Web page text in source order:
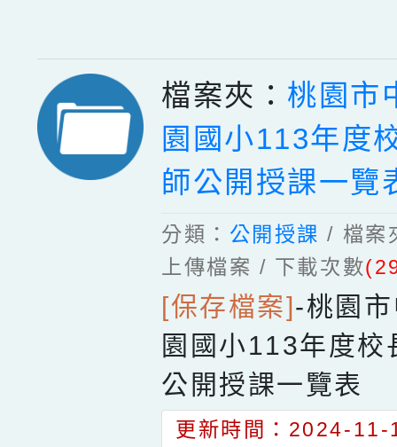
檔案夾： 桃園市
園國小113年度
師公開授課一覽
分類： 公開授課 / 檔案
上傳檔案 / 下載次數
[保存檔案]-桃園
園國小113年度校
公開授課一覽表
更新時間：2024-